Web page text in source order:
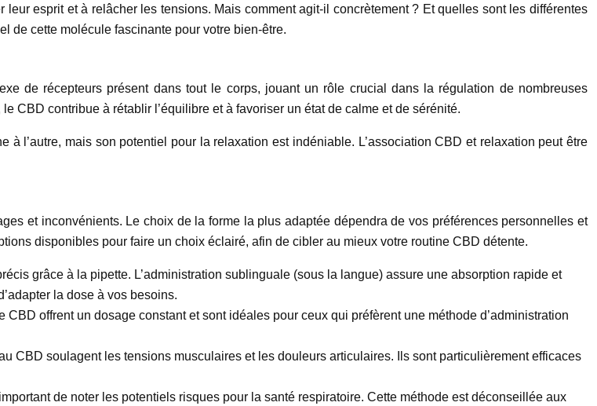
esprit et à relâcher les tensions. Mais comment agit-il concrètement ? Et quelles sont les différentes
de cette molécule fascinante pour votre bien-être.
de récepteurs présent dans tout le corps, jouant un rôle crucial dans la régulation de nombreuses
CBD contribue à rétablir l’équilibre et à favoriser un état de calme et de sérénité.
à l’autre, mais son potentiel pour la relaxation est indéniable. L’association CBD et relaxation peut être
et inconvénients. Le choix de la forme la plus adaptée dépendra de vos préférences personnelles et
disponibles pour faire un choix éclairé, afin de cibler au mieux votre routine CBD détente.
grâce à la pipette. L’administration sublinguale (sous la langue) assure une absorption rapide et
la dose à vos besoins.
offrent un dosage constant et sont idéales pour ceux qui préfèrent une méthode d’administration
CBD soulagent les tensions musculaires et les douleurs articulaires. Ils sont particulièrement efficaces
de noter les potentiels risques pour la santé respiratoire. Cette méthode est déconseillée aux